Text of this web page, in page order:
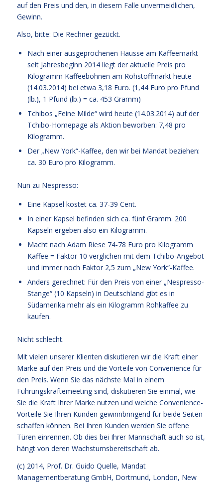
auf den Preis und den, in diesem Falle unvermeidlichen,
Gewinn.
Also, bitte: Die Rechner gezückt.
Nach einer ausgeprochenen Hausse am Kaffeemarkt
seit Jahresbeginn 2014 liegt der aktuelle Preis pro
Kilogramm Kaffeebohnen am Rohstoffmarkt heute
(14.03.2014) bei etwa 3,18 Euro. (1,44 Euro pro Pfund
(lb.), 1 Pfund (lb.) = ca. 453 Gramm)
Tchibos „Feine Milde“ wird heute (14.03.2014) auf der
Tchibo-Homepage als Aktion beworben: 7,48 pro
Kilogramm.
Der „New York“-Kaffee, den wir bei Mandat beziehen:
ca. 30 Euro pro Kilogramm.
Nun zu Nespresso:
Eine Kapsel kostet ca. 37-39 Cent.
In einer Kapsel befinden sich ca. fünf Gramm. 200
Kapseln ergeben also ein Kilogramm.
Macht nach Adam Riese 74-78 Euro pro Kilogramm
Kaffee = Faktor 10 verglichen mit dem Tchibo-Angebot
und immer noch Faktor 2,5 zum „New York“-Kaffee.
Anders gerechnet: Für den Preis von einer „Nespresso-
Stange“ (10 Kapseln) in Deutschland gibt es in
Südamerika mehr als ein Kilogramm Rohkaffee zu
kaufen.
Nicht schlecht.
Mit vielen unserer Klienten diskutieren wir die Kraft einer
Marke auf den Preis und die Vorteile von Convenience für
den Preis. Wenn Sie das nächste Mal in einem
Führungskräftemeeting sind, diskutieren Sie einmal, wie
Sie die Kraft Ihrer Marke nutzen und welche Convenience-
Vorteile Sie Ihren Kunden gewinnbringend für beide Seiten
schaffen können. Bei Ihren Kunden werden Sie offene
Türen einrennen. Ob dies bei Ihrer Mannschaft auch so ist,
hängt von deren Wachstumsbereitschaft ab.
(c) 2014, Prof. Dr. Guido Quelle, Mandat
Managementberatung GmbH, Dortmund, London, New